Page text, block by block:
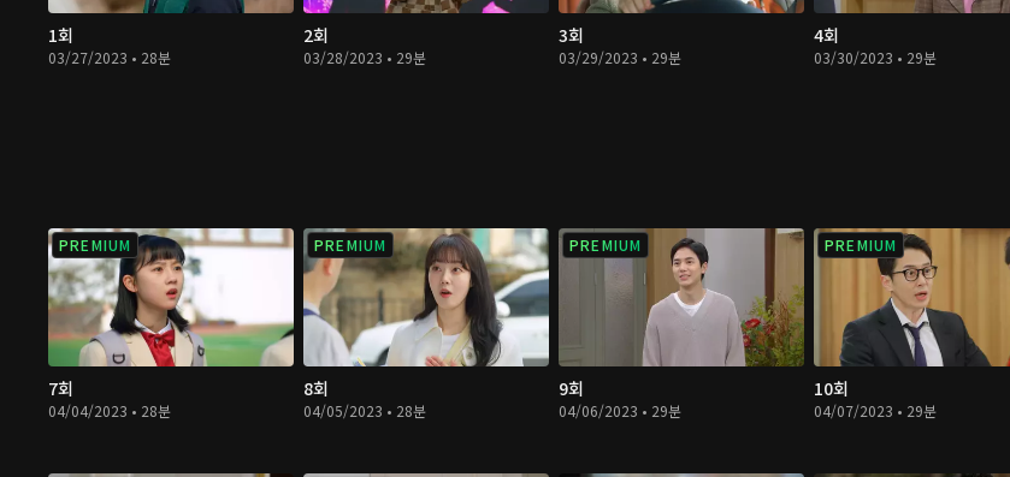
1회
03/27/2023 • 28분
2회
03/28/2023 • 29분
3회
03/29/2023 • 29분
4회
03/30/2023 • 29분
PREMIUM
7회
04/04/2023 • 28분
PREMIUM
8회
04/05/2023 • 28분
PREMIUM
9회
04/06/2023 • 29분
PREMIUM
10회
04/07/2023 • 29분